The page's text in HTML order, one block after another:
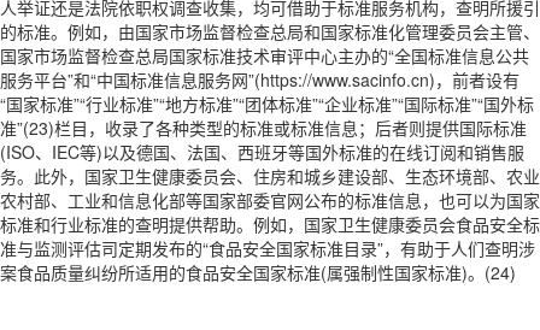
人举证还是法院依职权调查收集，均可借助于标准服务机构，查明所援引
的标准。例如，由国家市场监督检查总局和国家标准化管理委员会主管、
国家市场监督检查总局国家标准技术审评中心主办的“全国标准信息公共
服务平台”和“中国标准信息服务网”(https://www.sacinfo.cn)，前者设有
“国家标准”“行业标准”“地方标准”“团体标准”“企业标准”“国际标准”“国外标
准”(23)栏目，收录了各种类型的标准或标准信息；后者则提供国际标准
(ISO、IEC等)以及德国、法国、西班牙等国外标准的在线订阅和销售服
务。此外，国家卫生健康委员会、住房和城乡建设部、生态环境部、农业
农村部、工业和信息化部等国家部委官网公布的标准信息，也可以为国家
标准和行业标准的查明提供帮助。例如，国家卫生健康委员会食品安全标
准与监测评估司定期发布的“食品安全国家标准目录”，有助于人们查明涉
案食品质量纠纷所适用的食品安全国家标准(属强制性国家标准)。(24)